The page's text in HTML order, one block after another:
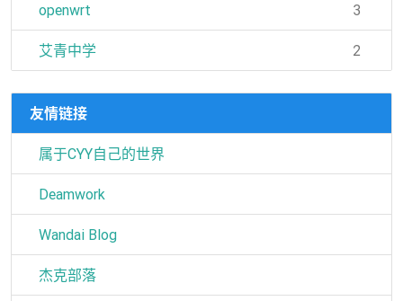
openwrt 3
艾青中学 2
友情链接
属于CYY自己的世界
Deamwork
Wandai Blog
杰克部落